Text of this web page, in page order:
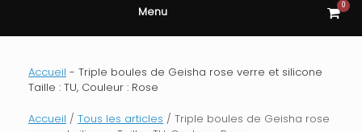
Menu View
cart
0
Accueil - Triple boules de Geisha rose verre et silicone
Taille : TU, Couleur : Rose
Accueil / Tous les articles / Triple boules de Geisha rose